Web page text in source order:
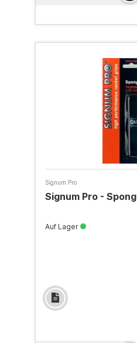
Signum Pro
Signum Pro -
Auf Lager